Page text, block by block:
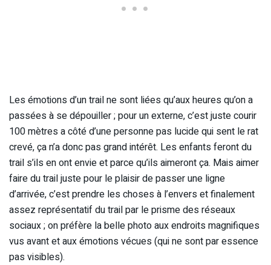
Les émotions d’un trail ne sont liées qu’aux heures qu’on a
passées à se dépouiller ; pour un externe, c’est juste courir
100 mètres a côté d’une personne pas lucide qui sent le rat
crevé, ça n’a donc pas grand intérêt. Les enfants feront du
trail s’ils en ont envie et parce qu’ils aimeront ça. Mais aimer
faire du trail juste pour le plaisir de passer une ligne
d’arrivée, c’est prendre les choses à l’envers et finalement
assez représentatif du trail par le prisme des réseaux
sociaux ; on préfère la belle photo aux endroits magnifiques
vus avant et aux émotions vécues (qui ne sont par essence
pas visibles).